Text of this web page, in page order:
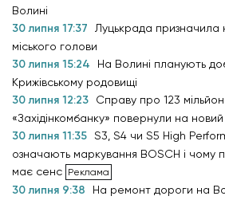
Волині
30 липня 17:37
Луцькрада призначила
міського голови
30 липня 15:24
На Волині планують
Крижівському родовищі
30 липня 12:23
Справу про 123
«Західінкомбанку» повернули на новий
30 липня 11:35 S3, S4 чи S5 High
означають маркування BOSCH і чому
має сенс
30 липня 9:38
На ремонт дороги на